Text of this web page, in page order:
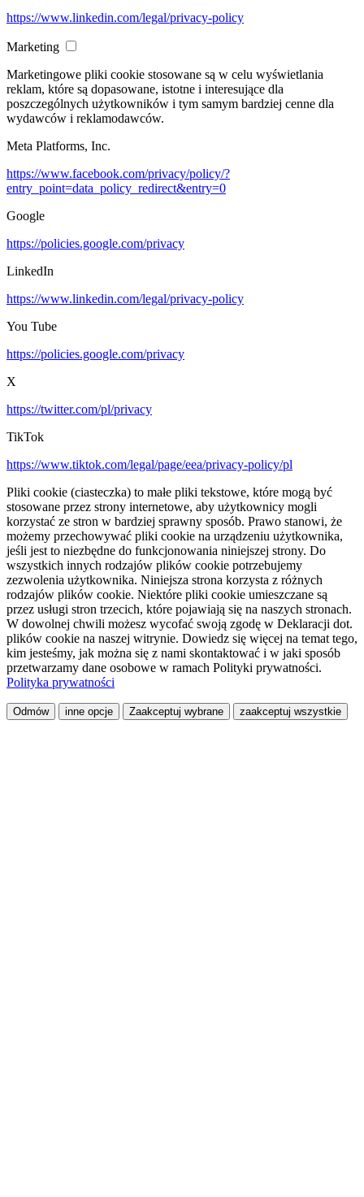
https://www.linkedin.com/legal/privacy-policy
Marketing
Marketingowe pliki cookie stosowane są w celu wyświetlania
reklam, które są dopasowane, istotne i interesujące dla
poszczególnych użytkowników i tym samym bardziej cenne dla
wydawców i reklamodawców.
Meta Platforms, Inc.
https://www.facebook.com/privacy/policy/?
entry_point=data_policy_redirect&entry=0
Google
https://policies.google.com/privacy
LinkedIn
https://www.linkedin.com/legal/privacy-policy
You Tube
https://policies.google.com/privacy
X
https://twitter.com/pl/privacy
TikTok
https://www.tiktok.com/legal/page/eea/privacy-policy/pl
Pliki cookie (ciasteczka) to małe pliki tekstowe, które mogą być
stosowane przez strony internetowe, aby użytkownicy mogli
korzystać ze stron w bardziej sprawny sposób. Prawo stanowi, że
możemy przechowywać pliki cookie na urządzeniu użytkownika,
jeśli jest to niezbędne do funkcjonowania niniejszej strony. Do
wszystkich innych rodzajów plików cookie potrzebujemy
zezwolenia użytkownika. Niniejsza strona korzysta z różnych
rodzajów plików cookie. Niektóre pliki cookie umieszczane są
przez usługi stron trzecich, które pojawiają się na naszych stronach.
W dowolnej chwili możesz wycofać swoją zgodę w Deklaracji dot.
plików cookie na naszej witrynie. Dowiedz się więcej na temat tego,
kim jesteśmy, jak można się z nami skontaktować i w jaki sposób
przetwarzamy dane osobowe w ramach Polityki prywatności.
Polityka prywatności
Odmów inne opcje Zaakceptuj wybrane zaakceptuj wszystkie